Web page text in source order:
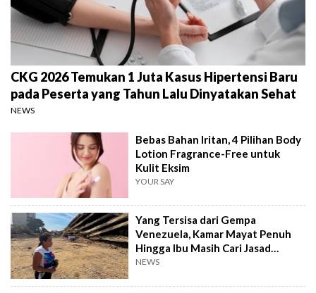
CKG 2026 Temukan 1 Juta Kasus Hipertensi Baru
pada Peserta yang Tahun Lalu Dinyatakan Sehat
NEWS
Bebas Bahan Iritan, 4 Pilihan Body
Lotion Fragrance-Free untuk
Kulit Eksim
YOUR SAY
Yang Tersisa dari Gempa
Venezuela, Kamar Mayat Penuh
Hingga Ibu Masih Cari Jasad
Anaknya
NEWS